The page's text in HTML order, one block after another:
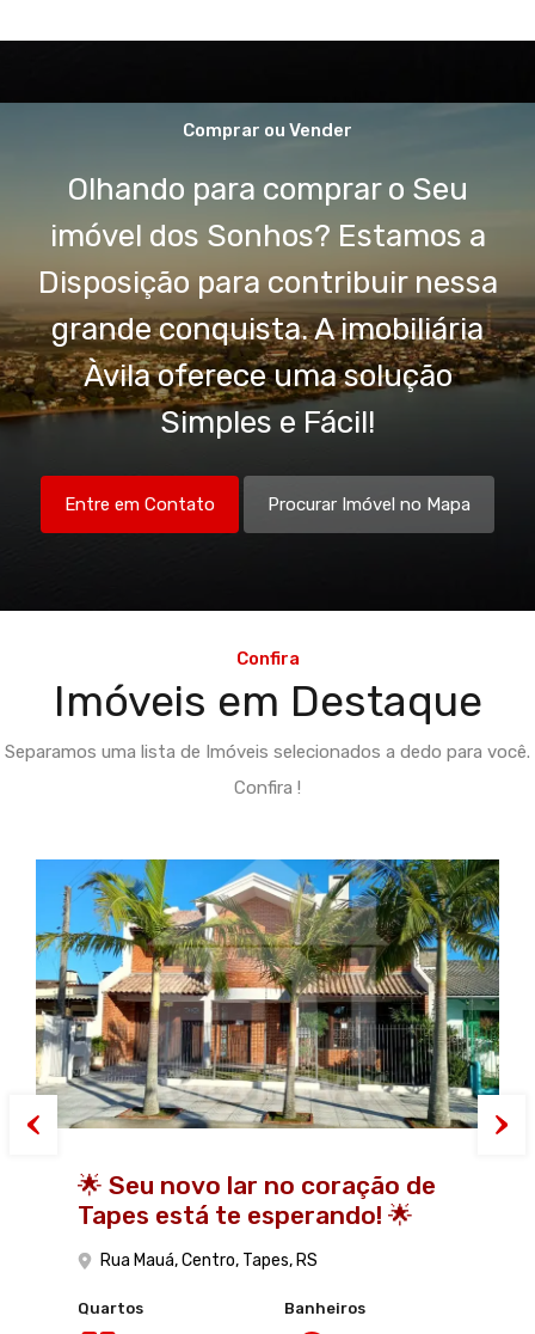
Comprar ou Vender
Olhando para comprar o Seu
imóvel dos Sonhos? Estamos a
Disposição para contribuir nessa
grande conquista. A imobiliária
Àvila oferece uma solução
Simples e Fácil!
Entre em Contato Procurar Imóvel no Mapa
Confira
Imóveis em Destaque
Separamos uma lista de Imóveis selecionados a dedo para você.
Confira !
🌟 Seu novo lar no coração de
Tapes está te esperando! 🌟
Rua Mauá, Centro, Tapes, RS
Quartos Banheiros
Uma casa que emociona: chalé
misto próximo ao centro da